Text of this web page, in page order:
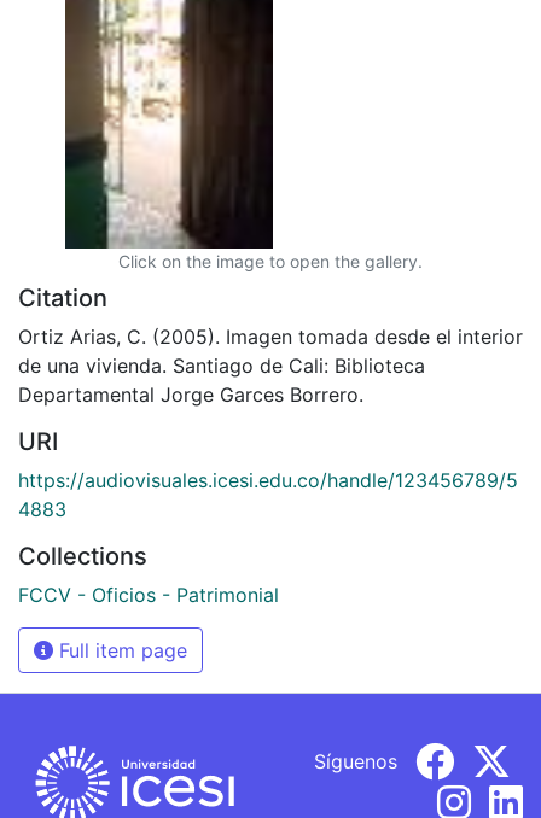
Click on the image to open the gallery.
Citation
Ortiz Arias, C. (2005). Imagen tomada desde el interior
de una vivienda. Santiago de Cali: Biblioteca
Departamental Jorge Garces Borrero.
URI
https://audiovisuales.icesi.edu.co/handle/123456789/5
4883
Collections
FCCV - Oficios - Patrimonial
Full item page
Síguenos